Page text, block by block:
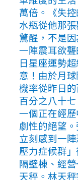
萬倍。《失
水瓶從他那
驚醒，不是
一陣震耳欲
日星座運勢
意！由於月
機率從昨日
百分之八十
一個正在經
劇性的絕望
立刻感到一
壓力症候群
隔壁棟、經
天秤。林天